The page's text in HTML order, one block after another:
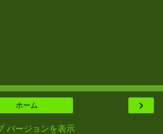
›
ホーム
バージョンを表示